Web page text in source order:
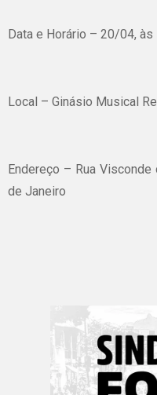
Data e Horário – 20/04, às
Local – Ginásio Musical
Endereço – Rua
de Janeiro